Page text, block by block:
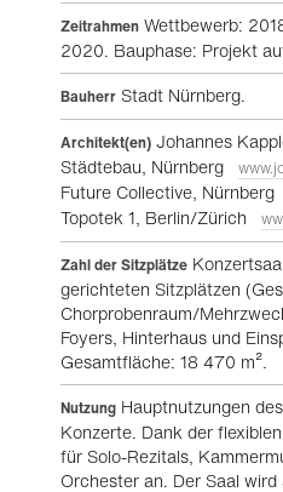
Zeitrahmen Wettbewerb:
2020. Bauphase: Projekt
Bauherr Stadt Nürnberg.
Architekt(en) Johannes
Städtebau, Nürnberg
Future Collective, Nürnberg
Topotek 1, Berlin/Zürich
Zahl der Sitzplätze
gerichteten Sitzplätzen
Chorprobenraum/
Foyers, Hinterhaus und
Gesamtfläche: 18 470 m².
Nutzung Hauptnutzungen
Konzerte. Dank der
für Solo-Rezitals,
Orchester an. Der Saal